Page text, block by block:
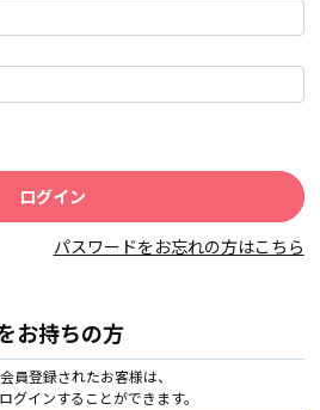
パスワードをお忘れの方はこちら
お持ちの方
員登録されたお客様は、
インすることができます。